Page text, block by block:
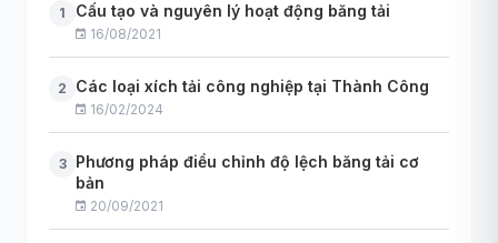
1 Cấu tạo và nguyên lý hoạt động băng tải
16/08/2021
2 Các loại xích tải công nghiệp tại Thành Công
16/02/2024
3
Phương pháp điều chỉnh độ lệch băng tải cơ
bản
20/09/2021